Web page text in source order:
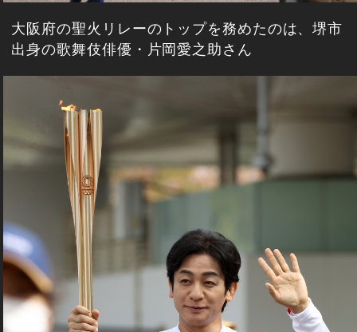
大阪府の聖火リレーのトップを務めたのは、堺市
出身の歌舞伎俳優・片岡愛之助さん